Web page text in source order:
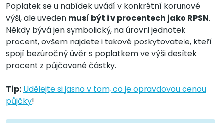
Poplatek se u nabídek uvádí v konkrétní korunové
výši, ale uveden musí být i v procentech jako RPSN.
Někdy bývá jen symbolický, na úrovni jednotek
procent, ovšem najdete i takové poskytovatele, kteří
spojí bezúročný úvěr s poplatkem ve výši desítek
procent z půjčované částky.
Tip: Udělejte si jasno v tom, co je opravdovou cenou
půjčky!